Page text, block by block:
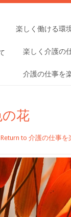
楽しく働ける環
楽しく介護の
介護の仕事を
花
to 介護の仕事